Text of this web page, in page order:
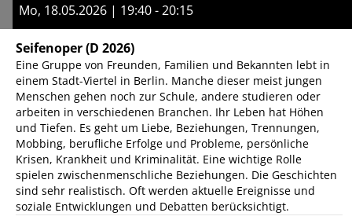
Mo, 18.05.2026 | 19:40 - 20:15
Seifenoper(D 2026)
Eine Gruppe von Freunden, Familien und Bekannten lebt in
einem Stadt-Viertel in Berlin. Manche dieser meist jungen
Menschen gehen noch zur Schule, andere studieren oder
arbeiten in verschiedenen Branchen. Ihr Leben hat Höhen
und Tiefen. Es geht um Liebe, Beziehungen, Trennungen,
Mobbing, berufliche Erfolge und Probleme, persönliche
Krisen, Krankheit und Kriminalität. Eine wichtige Rolle
spielen zwischenmenschliche Beziehungen. Die Geschichten
sind sehr realistisch. Oft werden aktuelle Ereignisse und
soziale Entwicklungen und Debatten berücksichtigt.